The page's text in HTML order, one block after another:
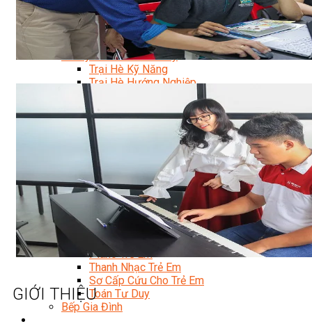
Adobe Photoshop – Illustrator
Hội Họa Thiếu Nhi
Digital Art For Kids
Venus Academy
Sunny STEAM Academy
Trại Hè Kỹ Năng
Trại Hè Hướng Nghiệp
Chuyên Đề Á Âu Kitchen For Kid & Teen
Chuyên Đề Kỹ Năng Sống
Khóa Học Nấu Ăn Cho Bé
Hội Họa Thiếu Nhi
Digital Art For Kids
Khóa Học Thiết Kế Truyện Tranh Ai
Khóa Học Họa Sĩ Ai
Khóa Học Biên Tập Video Với Ai
Mc Nhí
Kỳ Thủ Cờ Vua
Lập Trình Cho Trẻ Em
Robotic trẻ em
Piano Trẻ Em
Thanh Nhạc Trẻ Em
Sơ Cấp Cứu Cho Trẻ Em
Toán Tư Duy
Bếp Gia Đình
GIỚI THIỆU